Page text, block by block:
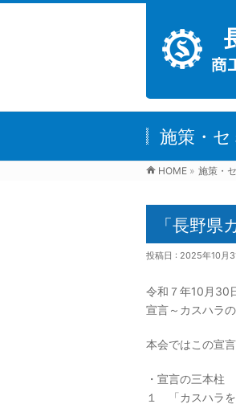
施策・セ
HOME » 施策・
「長野
投稿日 : 2025年10月
令和７年10月30
宣言～カスハラ
本会ではこの宣
・宣言の三本柱
１ 「カスハラ